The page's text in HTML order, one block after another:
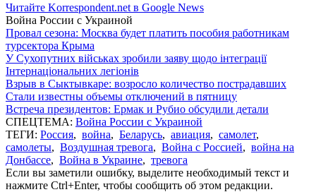
Читайте Korrespondent.net в Google News
Война России с Украиной
Провал сезона: Москва будет платить пособия работникам
турсектора Крыма
У Сухопутних військах зробили заяву щодо інтеграції
Інтернаціональних легіонів
Взрыв в Сыктывкаре: возросло количество пострадавших
Стали известны объемы отключений в пятницу
Встреча президентов: Ермак и Рубио обсудили детали
СПЕЦТЕМА: Война России с Украиной
ТЕГИ: Россия, война, Беларусь, авиация, самолет,
самолеты, Воздушная тревога, Война с Россией, война на
Донбассе, Война в Украине, тревога
Если вы заметили ошибку, выделите необходимый текст и
нажмите Ctrl+Enter, чтобы сообщить об этом редакции.